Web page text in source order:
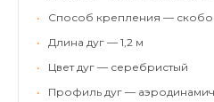
•
Способ крепления —
•
Длина дуг — 1,2 м
•
Цвет дуг — серебристый
•
Профиль дуг —